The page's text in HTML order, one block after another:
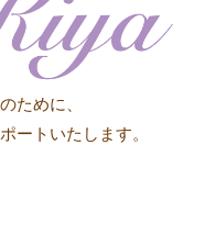
ために、
ートいたします。